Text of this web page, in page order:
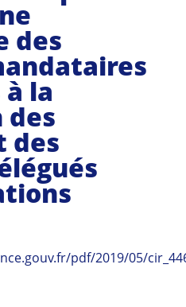
des
la
des
pdf/2019/05/